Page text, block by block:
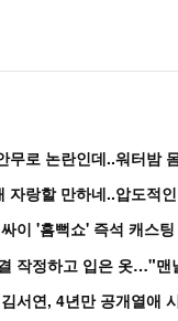
자랑할 만하네..압도적